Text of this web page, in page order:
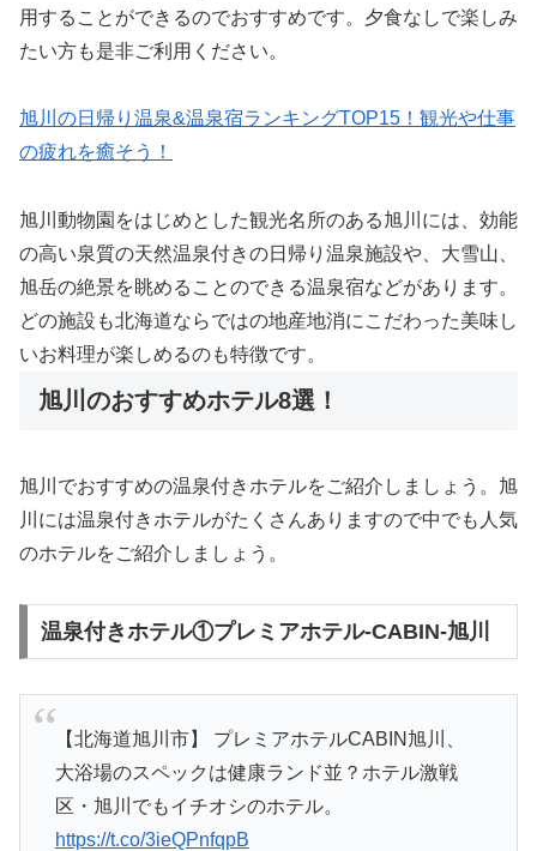
用することができるのでおすすめです。夕食なしで楽しみ
たい方も是非ご利用ください。
旭川の日帰り温泉&温泉宿ランキングTOP15！観光や仕事
の疲れを癒そう！
旭川動物園をはじめとした観光名所のある旭川には、効能
の高い泉質の天然温泉付きの日帰り温泉施設や、大雪山、
旭岳の絶景を眺めることのできる温泉宿などがあります。
どの施設も北海道ならではの地産地消にこだわった美味し
いお料理が楽しめるのも特徴です。
旭川のおすすめホテル8選！
旭川でおすすめの温泉付きホテルをご紹介しましょう。旭
川には温泉付きホテルがたくさんありますので中でも人気
のホテルをご紹介しましょう。
温泉付きホテル①プレミアホテル-CABIN-旭川
【北海道旭川市】 プレミアホテルCABIN旭川、
大浴場のスペックは健康ランド並？ホテル激戦
区・旭川でもイチオシのホテル。
https://t.co/3ieQPnfqpB